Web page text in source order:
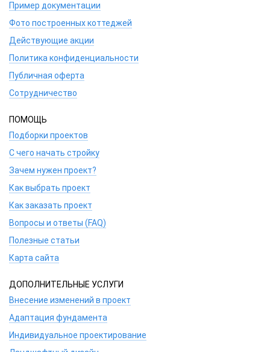
Пример документации
Фото построенных коттеджей
Действующие акции
Политика конфиденциальности
Публичная оферта
Сотрудничество
ПОМОЩЬ
Подборки проектов
С чего начать стройку
Зачем нужен проект?
Как выбрать проект
Как заказать проект
Вопросы и ответы (FAQ)
Полезные статьи
Карта сайта
ДОПОЛНИТЕЛЬНЫЕ УСЛУГИ
Внесение изменений в проект
Адаптация фундамента
Индивидуальное проектирование